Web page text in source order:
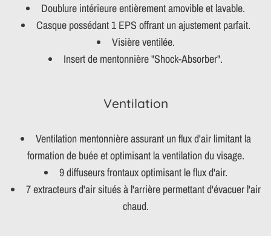
Doublure intérieure entièrement amovible et lavable.
Casque possédant 1 EPS offrant un ajustement parfait.
Visière ventilée.
Insert de mentonnière "Shock-Absorber".
Ventilation
Ventilation mentonnière assurant un flux d'air limitant la
formation de buée et optimisant la ventilation du visage.
9 diffuseurs frontaux optimisant le flux d'air.
7 extracteurs d'air situés à l'arrière permettant d'évacuer l'air
chaud.